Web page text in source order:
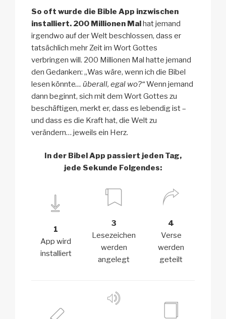
So oft wurde die Bible App inzwischen
installiert. 200 Millionen Malhat jemand
irgendwo auf der Welt beschlossen, dass er
tatsächlich mehr Zeit im Wort Gottes
verbringen will. 200 Millionen Mal hatte jemand
den Gedanken: „Was wäre, wenn ich die Bibel
lesen könnte… überall, egal wo?“Wenn jemand
dann beginnt, sich mit dem Wort Gottes zu
beschäftigen, merkt er, dass es lebendig ist –
und dass es die Kraft hat, die Welt zu
verändern… jeweils ein Herz.
In der Bibel App passiert jeden Tag,
jede Sekunde Folgendes:
1
App wird
installiert
3
Lesezeichen
werden
angelegt
4
Verse
werden
geteilt